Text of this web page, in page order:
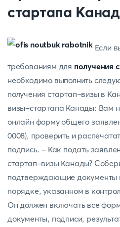
стартапа
Если
требованиям для получения
необходимо выполнить
получения стартап-визы в
визы-стартапа Канады: Вам
онлайн форму общего
0008), проверить и
подпись. - Как подать
стартап-визы Канады?
подтверждающие
порядке, указанном в
Он должен включать все
документы, подписи,